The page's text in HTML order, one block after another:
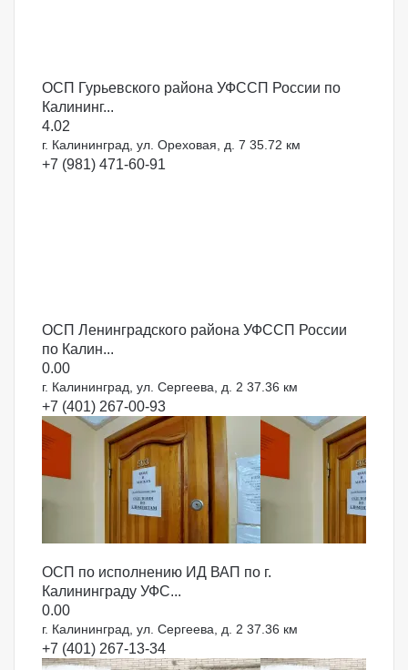
ОСП Гурьевского района УФССП России по
Калининг...
4.02
г. Калининград, ул. Ореховая, д. 7 35.72 км
+7 (981) 471-60-91
ОСП Ленинградского района УФССП России
по Калин...
0.00
г. Калининград, ул. Сергеева, д. 2 37.36 км
+7 (401) 267-00-93
ОСП по исполнению ИД ВАП по г.
Калининграду УФС...
0.00
г. Калининград, ул. Сергеева, д. 2 37.36 км
+7 (401) 267-13-34